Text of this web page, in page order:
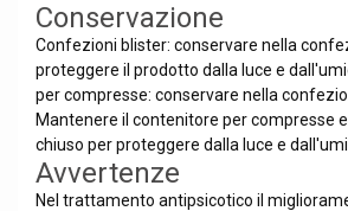
Conservazione
Confezioni blister: conservare nella
proteggere il prodotto dalla luce e
per compresse: conservare nella
Mantenere il contenitore per compresse
chiuso per proteggere dalla luce e
Avvertenze
Nel trattamento antipsicotico il